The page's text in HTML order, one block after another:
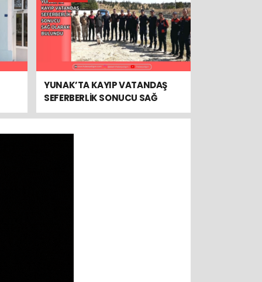
YUNAK’TA KAYIP VATANDAŞ
SEFERBERLİK SONUCU SAĞ
OLARAK BULUNDU